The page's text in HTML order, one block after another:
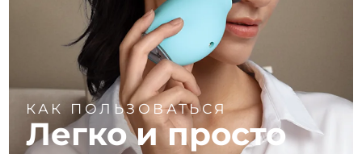
КАК ПОЛЬЗОВАТЬСЯ
Легко и просто